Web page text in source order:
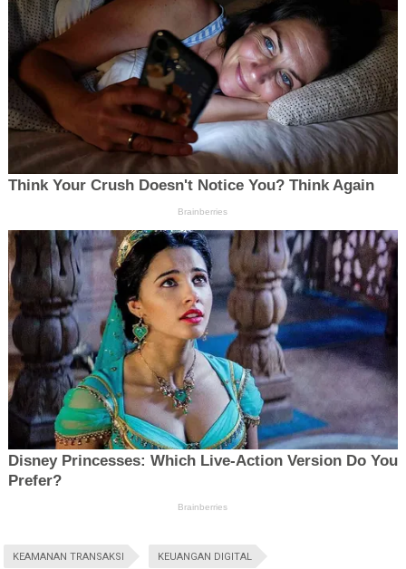
KEAMANAN TRANSAKSI KEUANGAN DIGITAL